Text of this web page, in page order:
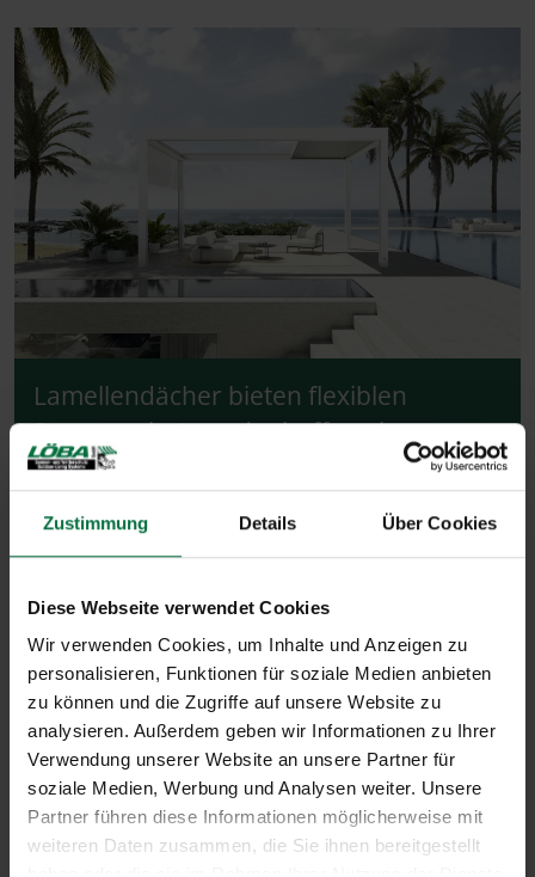
Zustimmung Details Über Cookies
Diese Webseite verwendet Cookies
Wir verwenden Cookies, um Inhalte und Anzeigen zu
personalisieren, Funktionen für soziale Medien anbieten
zu können und die Zugriffe auf unsere Website zu
analysieren. Außerdem geben wir Informationen zu Ihrer
Verwendung unserer Website an unsere Partner für
soziale Medien, Werbung und Analysen weiter. Unsere
Partner führen diese Informationen möglicherweise mit
weiteren Daten zusammen, die Sie ihnen bereitgestellt
Lamellendächer bieten flexiblen
Sonnenschutz und schaffen eine
angenehme Wohlfühlatmosphäre im